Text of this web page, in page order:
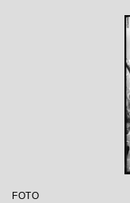
FOTO